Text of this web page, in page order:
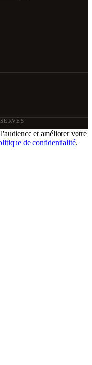
et améliorer votre
de confidentialité.